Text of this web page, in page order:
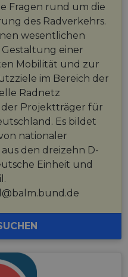
Fragen rund um die
des Radverkehrs.
wesentlichen
einer
Mobilität und zur
im Bereich der
Radnetz
der Projektträger für
Es bildet
nationaler
den dreizehn D-
Einheit und